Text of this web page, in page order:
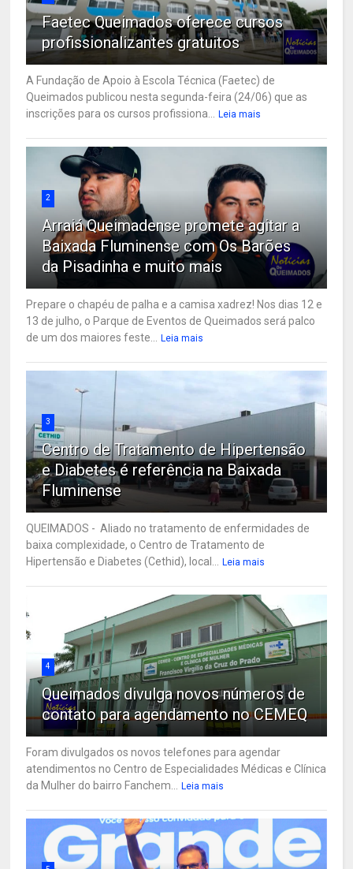
Faetec Queimados oferece cursos
profissionalizantes gratuitos
A Fundação de Apoio à Escola Técnica (Faetec) de
Queimados publicou nesta segunda-feira (24/06) que as
inscrições para os cursos profissiona...
Leia mais
2
Arraiá Queimadense promete agitar a
Baixada Fluminense com Os Barões
da Pisadinha e muito mais
Prepare o chapéu de palha e a camisa xadrez! Nos dias 12 e
13 de julho, o Parque de Eventos de Queimados será palco
de um dos maiores feste...
Leia mais
3
Centro de Tratamento de Hipertensão
e Diabetes é referência na Baixada
Fluminense
QUEIMADOS - Aliado no tratamento de enfermidades de
baixa complexidade, o Centro de Tratamento de
Hipertensão e Diabetes (Cethid), local...
Leia mais
4
Queimados divulga novos números de
contato para agendamento no CEMEQ
Foram divulgados os novos telefones para agendar
atendimentos no Centro de Especialidades Médicas e Clínica
da Mulher do bairro Fanchem...
Leia mais